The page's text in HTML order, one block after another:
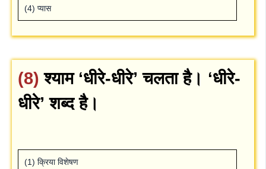
(4) प्‍यास
(8)श्‍याम ‘धीरे-धीरे’ चलता है। ‘धीरे-
धीरे’ शब्‍द है।
(1) क्रिया विशेषण